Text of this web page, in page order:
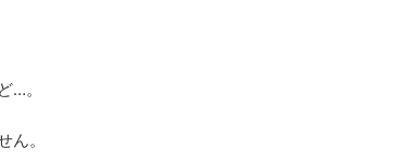
…。
ん。